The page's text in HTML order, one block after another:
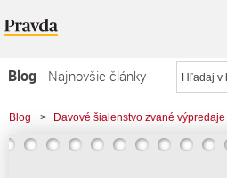
Blog
Najnovšie články
Najčítanejšie články
Najkomentovanejšie články
Blog > Davové šialenstvo zvané výpredaje